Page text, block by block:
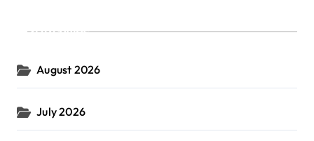
Archives
August 2026
July 2026